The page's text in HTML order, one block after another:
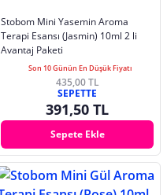
Stobom Mini Yasemin Aroma
Terapi Esansı (Jasmin) 10ml 2 li
Avantaj Paketi
Son 10 Günün En Düşük Fiyatı
435,00 TL
SEPETTE
391,50 TL
Sepete Ekle